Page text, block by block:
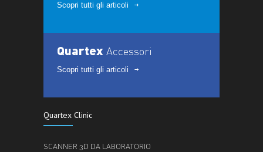
Scopri tutti gli articoli
Quartex Accessori
Scopri tutti gli articoli
Quartex Clinic
SCANNER 3D DA LABORATORIO